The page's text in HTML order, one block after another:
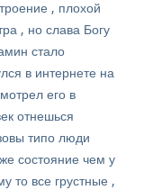
, плохой
, но слава Богу
стало
в интернете на
его в
отнешься
типо люди
состояние чем у
то все грустные ,